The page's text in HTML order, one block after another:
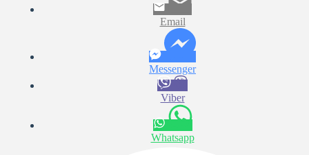
Email
Messenger
Viber
Whatsapp